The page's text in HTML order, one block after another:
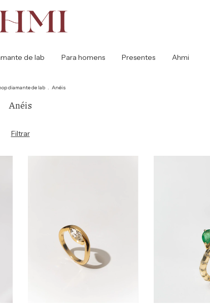
de lab Para homens Presentes Ahmi
diamante de lab . Anéis
Anéis
Filtrar